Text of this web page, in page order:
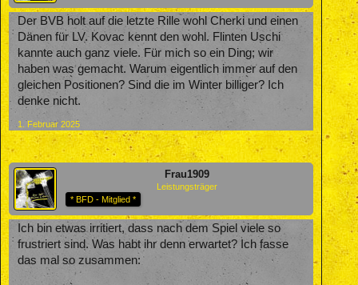
Der BVB holt auf die letzte Rille wohl Cherki und einen
Dänen für LV. Kovac kennt den wohl. Flinten Uschi
kannte auch ganz viele. Für mich so ein Ding; wir
haben was gemacht. Warum eigentlich immer auf den
gleichen Positionen? Sind die im Winter billiger? Ich
denke nicht.
1. Februar 2025
Frau1909
Leistungsträger
* BFD - Mitglied *
Ich bin etwas irritiert, dass nach dem Spiel viele so
frustriert sind. Was habt ihr denn erwartet? Ich fasse
das mal so zusammen: